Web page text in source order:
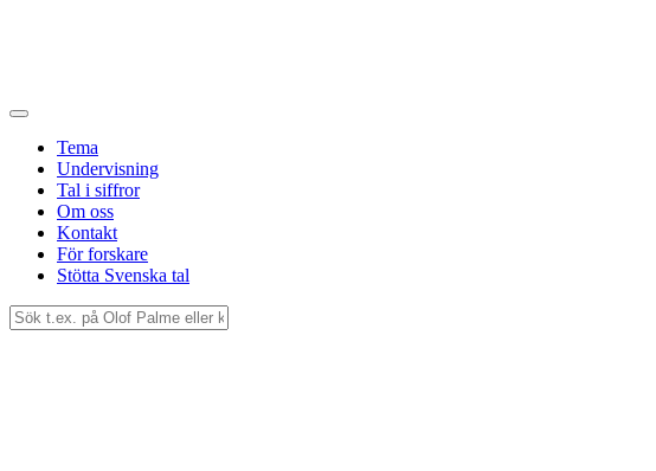
Tema
Undervisning
Tal i siffror
Om oss
Kontakt
För forskare
Stötta Svenska tal